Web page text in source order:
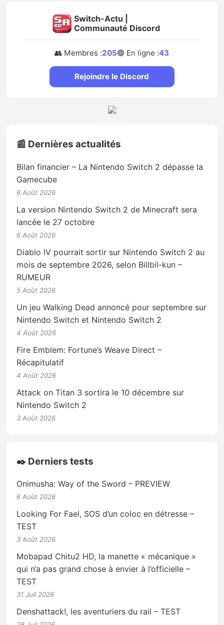
Switch-Actu |
Communauté Discord
👥 Membres :205🟢 En ligne :43
Rejoindre le Discord
📰 Dernières actualités
Bilan financier – La Nintendo Switch 2 dépasse la
Gamecube
6 Août 2026
La version Nintendo Switch 2 de Minecraft sera
lancée le 27 octobre
6 Août 2026
Diablo IV pourrait sortir sur Nintendo Switch 2 au
mois de septembre 2026, selon Billbil-kun –
RUMEUR
5 Août 2026
Un jeu Walking Dead annoncé pour septembre sur
Nintendo Switch et Nintendo Switch 2
4 Août 2026
Fire Emblem: Fortune’s Weave Direct –
Récapitulatif
4 Août 2026
Attack on Titan 3 sortira le 10 décembre sur
Nintendo Switch 2
3 Août 2026
✒️ Derniers tests
Onimusha: Way of the Sword – PREVIEW
6 Août 2026
Looking For Fael, SOS d’un coloc en détresse –
TEST
3 Août 2026
Mobapad Chitu2 HD, la manette « mécanique »
qui n’a pas grand chose à envier à l’officielle –
TEST
31 Juil 2026
Denshattack!, les aventuriers du rail – TEST